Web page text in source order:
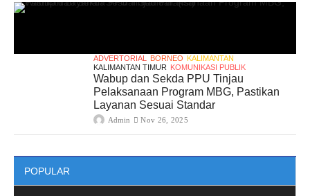
ADVERTORIAL BORNEO KALIMANTAN
KALIMANTAN TIMUR KOMUNIKASI PUBLIK
Wabup dan Sekda PPU Tinjau
Pelaksanaan Program MBG, Pastikan
Layanan Sesuai Standar
Admin Nov 26, 2025
POPULAR